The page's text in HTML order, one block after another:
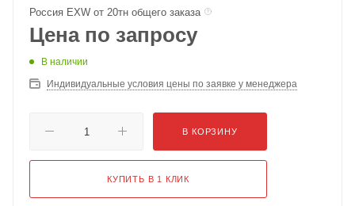
Россия EXW от 20тн общего заказа
Цена по запросу
В наличии
Индивидуальные условия цены по заявке у менеджера
В КОРЗИНУ
КУПИТЬ В 1 КЛИК